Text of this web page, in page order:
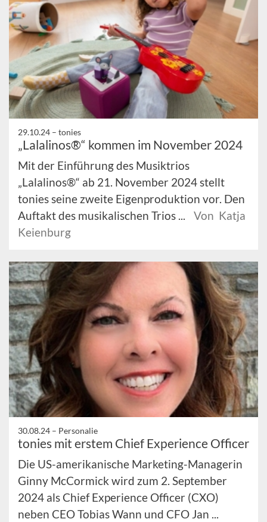
29.10.24 – tonies
„Lalalinos®“ kommen im November 2024
Mit der Einführung des Musiktrios
„Lalalinos®“ ab 21. November 2024 stellt
tonies seine zweite Eigenproduktion vor. Den
Auftakt des musikalischen Trios ...
Von Katja
Keienburg
30.08.24 – Personalie
tonies mit erstem Chief Experience Officer
Die US-amerikanische Marketing-Managerin
Ginny McCormick wird zum 2. September
2024 als Chief Experience Officer (CXO)
neben CEO Tobias Wann und CFO Jan ...